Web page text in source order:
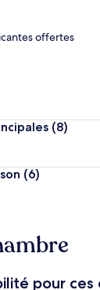
offertes
(8)
(6)
pour ces